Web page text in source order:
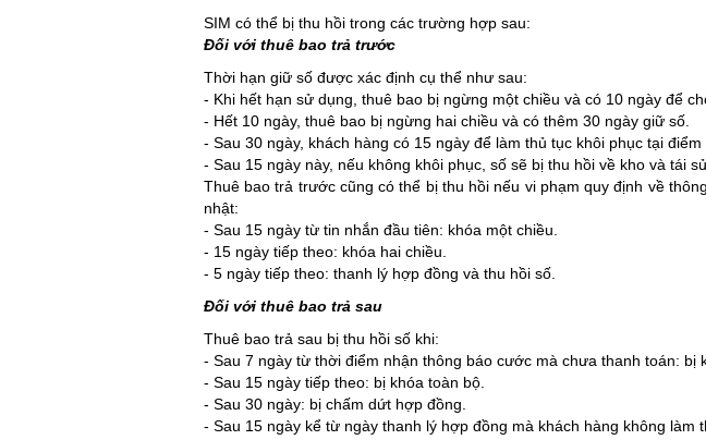
SIM có thể bị thu hồi trong các trường hợp sau:
Đối với thuê bao trả trước
Thời hạn giữ số được xác định cụ thể như sau:
- Khi hết hạn sử dụng, thuê bao bị ngừng một chiều và có 10 ngày để
- Hết 10 ngày, thuê bao bị ngừng hai chiều và có thêm 30 ngày giữ số.
- Sau 30 ngày, khách hàng có 15 ngày để làm thủ tục khôi phục tại điểm
- Sau 15 ngày này, nếu không khôi phục, số sẽ bị thu hồi về kho và tái
Thuê bao trả trước cũng có thể bị thu hồi nếu vi phạm quy định về
nhật:
- Sau 15 ngày từ tin nhắn đầu tiên: khóa một chiều.
- 15 ngày tiếp theo: khóa hai chiều.
- 5 ngày tiếp theo: thanh lý hợp đồng và thu hồi số.
Đối với thuê bao trả sau
Thuê bao trả sau bị thu hồi số khi:
- Sau 7 ngày từ thời điểm nhận thông báo cước mà chưa thanh toán: bị
- Sau 15 ngày tiếp theo: bị khóa toàn bộ.
- Sau 30 ngày: bị chấm dứt hợp đồng.
- Sau 15 ngày kể từ ngày thanh lý hợp đồng mà khách hàng không làm